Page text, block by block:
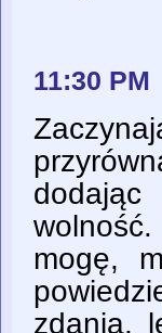
11:30 PM
mogę,
zdania,